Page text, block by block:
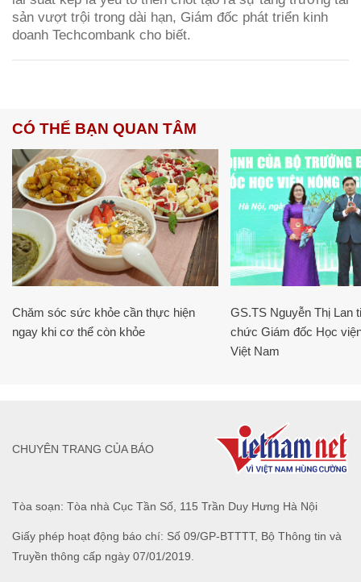
sản vượt trội trong dài hạn, Giám đốc phát triển kinh
doanh Techcombank cho biết.
CÓ THỂ BẠN QUAN TÂM
Chăm sóc sức khỏe cần thực hiện
ngay khi cơ thể còn khỏe
GS.TS Nguyễn Thị Lan
chức Giám đốc Học
Việt Nam
Tòa soạn: Tòa nhà Cục Tần Số, 115 Trần Duy Hưng Hà Nội
Giấy phép hoạt động báo chí: Số 09/GP-BTTTT, Bộ Thông tin và
Truyền thông cấp ngày 07/01/2019.
CHUYÊN TRANG CỦA BÁO